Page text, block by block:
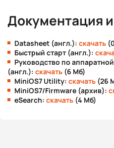
Документация
Datasheet (англ.): скачать
Быстрый старт (англ.):
Руководство по
(англ.): скачать (6 Мб)
MiniOS7 Utility: скачать (26
MiniOS7/Firmware (архив):
eSearch: скачать (4 Мб)